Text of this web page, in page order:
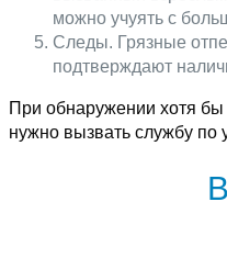
можно учуять с
Следы. Грязные
подтверждают
При обнаружении хотя бы
нужно вызвать службу по